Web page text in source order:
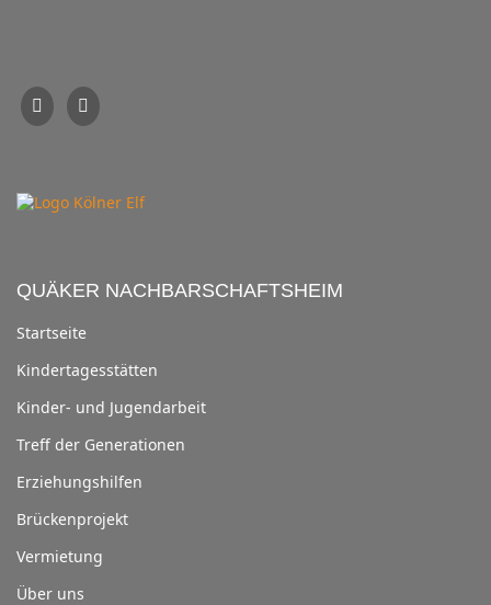
QUÄKER NACHBARSCHAFTSHEIM
Startseite
Kindertagesstätten
Kinder- und Jugendarbeit
Treff der Generationen
Erziehungshilfen
Brückenprojekt
Vermietung
Über uns